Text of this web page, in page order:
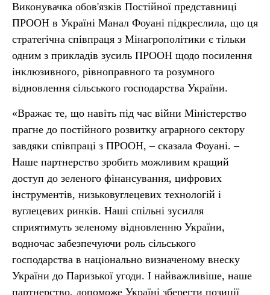
Виконувачка обов'язків Постійної представниці
ПРООН в Україні Манал Фоуані підкреслила, що ця
стратегічна співпраця з Мінагрополітики є тільки
одним з прикладів зусиль ПРООН щодо посилення
інклюзивного, рівноправного та розумного
відновлення сільського господарства України.
«Вражає те, що навіть під час війни Міністерство
прагне до постійного розвитку аграрного сектору
завдяки співпраці з ПРООН, – сказала Фоуані. –
Наше партнерство зробить можливим кращий
доступ до зеленого фінансування, цифрових
інструментів, низьковуглецевих технологій і
вуглецевих ринків. Наші спільні зусилля
сприятимуть зеленому відновленню України,
водночас забезпечуючи роль сільського
господарства в національно визначеному внеску
України до Паризької угоди. І найважливіше, наше
партнерство, допоможе Україні зберегти позиції